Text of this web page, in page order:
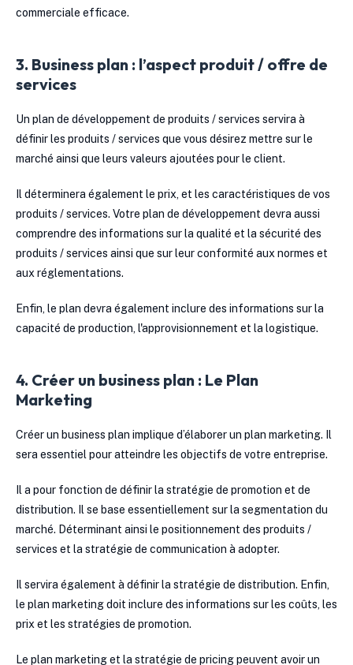
commerciale efficace.
3. Business plan : l’aspect produit / offre de
services
Un plan de développement de produits / services servira à
définir les produits / services que vous désirez mettre sur le
marché ainsi que leurs valeurs ajoutées pour le client.
Il déterminera également le prix, et les caractéristiques de vos
produits / services. Votre plan de développement devra aussi
comprendre des informations sur la qualité et la sécurité des
produits / services ainsi que sur leur conformité aux normes et
aux réglementations.
Enfin, le plan devra également inclure des informations sur la
capacité de production, l'approvisionnement et la logistique.
4. Créer un business plan : Le Plan
Marketing
Créer un business plan implique d’élaborer un plan marketing. Il
sera essentiel pour atteindre les objectifs de votre entreprise.
Il a pour fonction de définir la stratégie de promotion et de
distribution. Il se base essentiellement sur la segmentation du
marché. Déterminant ainsi le positionnement des produits /
services et la stratégie de communication à adopter.
Il servira également à définir la stratégie de distribution. Enfin,
le plan marketing doit inclure des informations sur les coûts, les
prix et les stratégies de promotion.
Le plan marketing et la stratégie de pricing peuvent avoir un